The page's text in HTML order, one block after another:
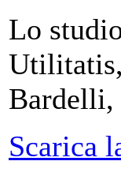
Lo
Scarica